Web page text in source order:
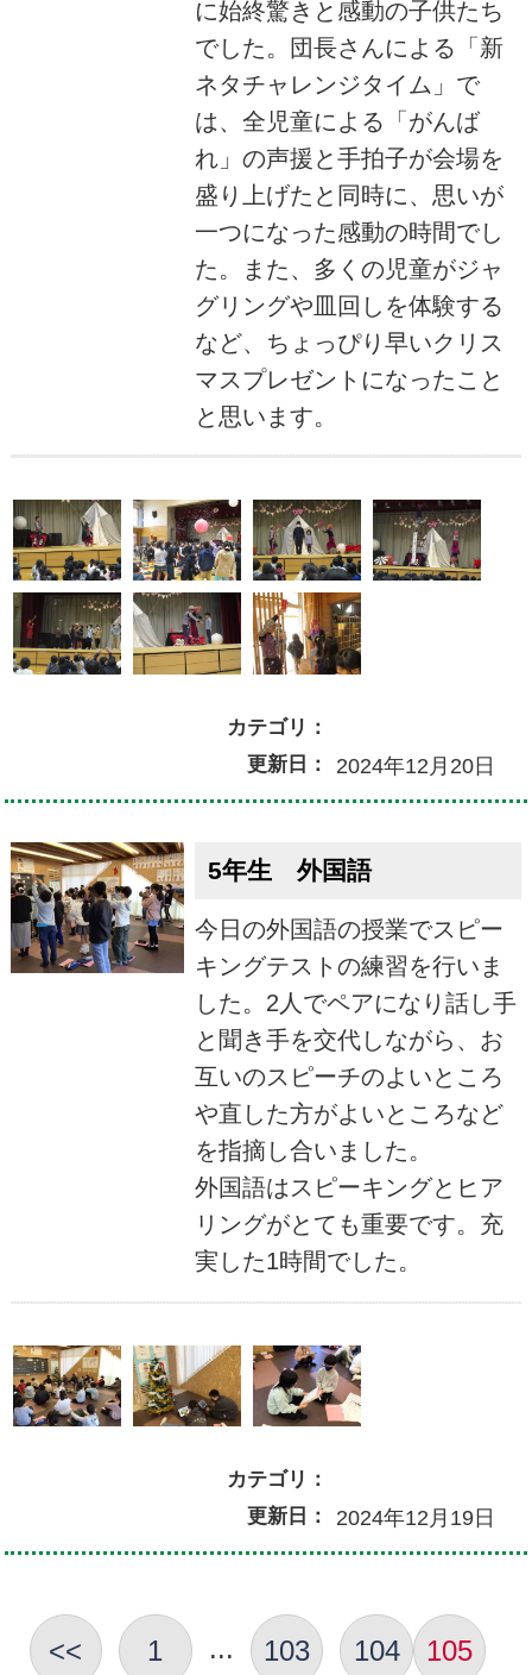
に始終驚きと感動の子供たち
でした。団長さんによる「新
ネタチャレンジタイム」で
は、全児童による「がんば
れ」の声援と手拍子が会場を
盛り上げたと同時に、思いが
一つになった感動の時間でし
た。また、多くの児童がジャ
グリングや皿回しを体験する
など、ちょっぴり早いクリス
マスプレゼントになったこと
と思います。
カテゴリ：
更新日：
2024年12月20日
5年生 外国語
今日の外国語の授業でスピー
キングテストの練習を行いま
した。2人でペアになり話し手
と聞き手を交代しながら、お
互いのスピーチのよいところ
や直した方がよいところなど
を指摘し合いました。
外国語はスピーキングとヒア
リングがとても重要です。充
実した1時間でした。
カテゴリ：
更新日：
2024年12月19日
<< 1 ... 103 104 105